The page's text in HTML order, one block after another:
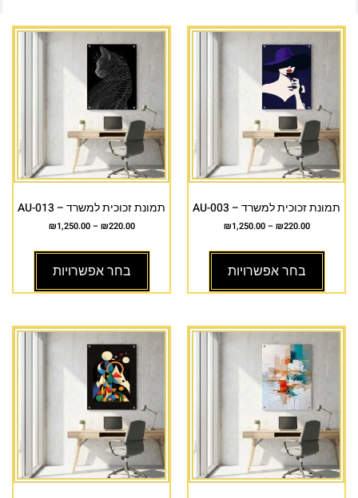
תמונת זכוכית למשרד – AU-003
₪220.00
–
₪1,250.00
בחר אפשרויות
תמונת זכוכית למשרד – AU-013
₪220.00
–
₪1,250.00
בחר אפשרויות